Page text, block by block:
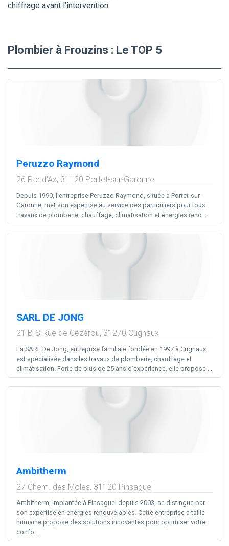
chiffrage avant l’intervention.
Plombier à Frouzins : Le TOP 5
Peruzzo Raymond
26 Rte d'Ax, 31120 Portet-sur-Garonne
Depuis 1990, l’entreprise Peruzzo Raymond, située à Portet-sur-
Garonne, met son expertise au service des particuliers pour tous
travaux de plomberie, chauffage, climatisation et énergies reno...
SARL DE JONG
21 BIS Rue de Cézérou, 31270 Cugnaux
La SARL De Jong, entreprise familiale fondée en 1997 à Cugnaux,
est spécialisée dans les travaux de plomberie, chauffage et
climatisation. Forte de plus de 25 ans d’expérience, elle propose ...
Ambitherm
27 Chem. des Moles, 31120 Pinsaguel
Ambitherm, implantée à Pinsaguel depuis 2003, se distingue par
son expertise en énergies renouvelables. Cette entreprise à taille
humaine propose des solutions innovantes pour optimiser votre
confo...